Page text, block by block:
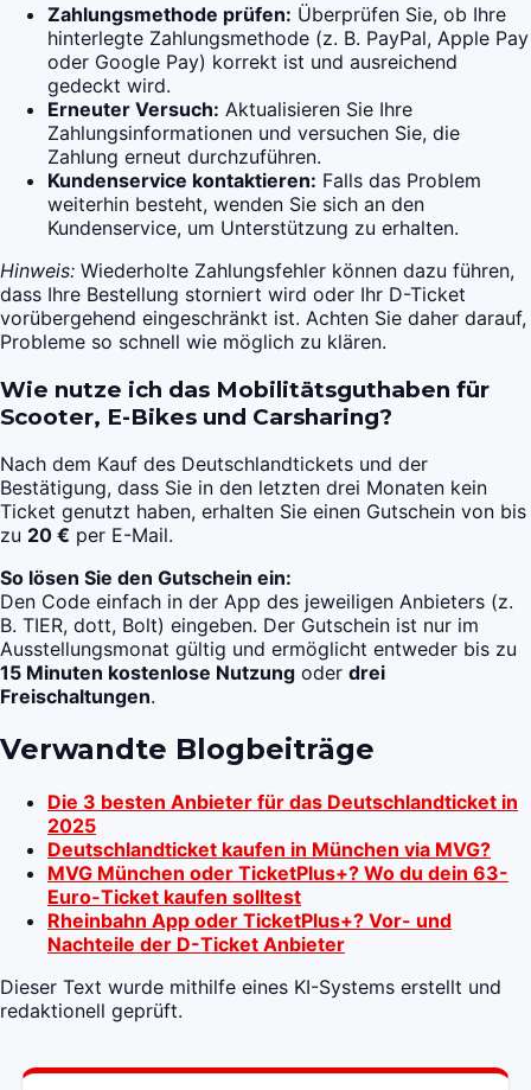
Zahlungsmethode prüfen: Überprüfen Sie, ob Ihre
hinterlegte Zahlungsmethode (z. B. PayPal, Apple Pay
oder Google Pay) korrekt ist und ausreichend
gedeckt wird.
Erneuter Versuch: Aktualisieren Sie Ihre
Zahlungsinformationen und versuchen Sie, die
Zahlung erneut durchzuführen.
Kundenservice kontaktieren: Falls das Problem
weiterhin besteht, wenden Sie sich an den
Kundenservice, um Unterstützung zu erhalten.
Hinweis: Wiederholte Zahlungsfehler können dazu führen,
dass Ihre Bestellung storniert wird oder Ihr D-Ticket
vorübergehend eingeschränkt ist. Achten Sie daher darauf,
Probleme so schnell wie möglich zu klären.
Wie nutze ich das Mobilitätsguthaben für
Scooter, E-Bikes und Carsharing?
Nach dem Kauf des Deutschlandtickets und der
Bestätigung, dass Sie in den letzten drei Monaten kein
Ticket genutzt haben, erhalten Sie einen Gutschein von bis
zu 20 € per E-Mail.
So lösen Sie den Gutschein ein:
Den Code einfach in der App des jeweiligen Anbieters (z.
B. TIER, dott, Bolt) eingeben. Der Gutschein ist nur im
Ausstellungsmonat gültig und ermöglicht entweder bis zu
15 Minuten kostenlose Nutzung oder drei
Freischaltungen.
Verwandte Blogbeiträge
Die 3 besten Anbieter für das Deutschlandticket in
2025
Deutschlandticket kaufen in München via MVG?
MVG München oder TicketPlus+? Wo du dein 63-
Euro-Ticket kaufen solltest
Rheinbahn App oder TicketPlus+? Vor- und
Nachteile der D-Ticket Anbieter
Dieser Text wurde mithilfe eines KI-Systems erstellt und
redaktionell geprüft.